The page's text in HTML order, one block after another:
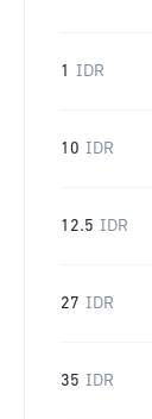
1 IDR
10 IDR
12.5 IDR
27 IDR
35 IDR